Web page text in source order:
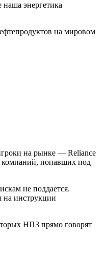
энергетика
на мировом
на рынке — Reliance
компаний, попавших под
не поддается.
на инструкции
НПЗ прямо говорят